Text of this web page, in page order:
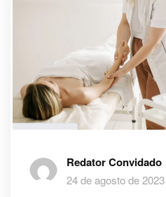
Redator Convidado
24 de agosto de 2023